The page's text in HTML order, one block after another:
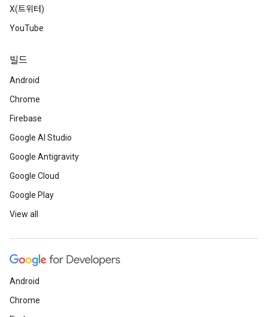
X(트위터)
YouTube
빌드
Android
Chrome
Firebase
Google AI Studio
Google Antigravity
Google Cloud
Google Play
View all
Android
Chrome